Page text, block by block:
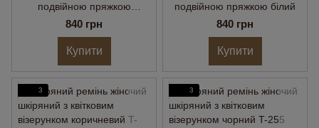
подвійною пряжкою
бежевий
840 грн
Купити
подвійною пряжкою білий
840 грн
Купити
3 3